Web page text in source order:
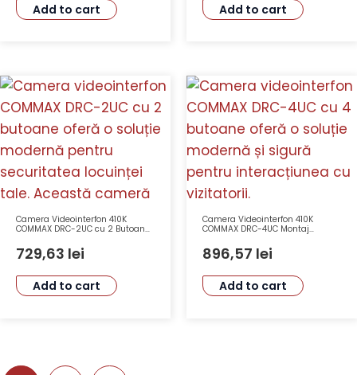
Add to cart Add to cart
Camera Videointerfon 410K
COMMAX DRC-2UC cu 2 Butoane
729,63 lei
Add to cart
Camera Videointerfon 410K
COMMAX DRC-4UC Montaj
896,57 lei
Add to cart